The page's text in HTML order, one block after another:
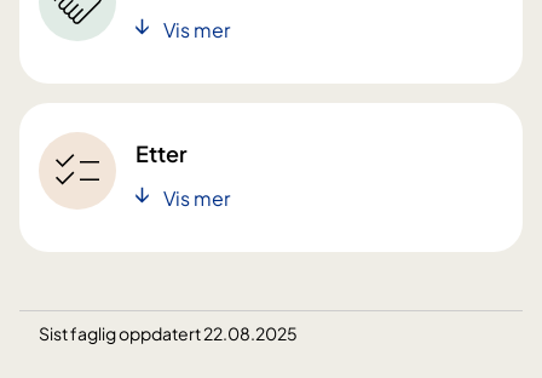
Vis mer
Etter
Vis mer
Sist faglig oppdatert 22.08.2025